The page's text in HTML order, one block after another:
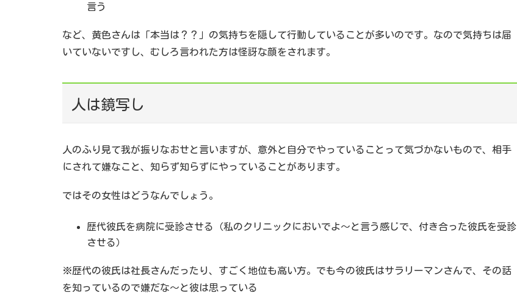
言う
など、黄色さんは「本当は？？」の気持ちを隠して行動していることが多いのです。なので気持ちは届
いていないですし、むしろ言われた方は怪訝な顔をされます。
人は鏡写し
人のふり見て我が振りなおせと言いますが、意外と自分でやっていることって気づかないもので、相手
にされて嫌なこと、知らず知らずにやっていることがあります。
ではその女性はどうなんでしょう。
歴代彼氏を病院に受診させる（私のクリニックにおいでよ～と言う感じで、付き合った彼氏を受診
させる）
※歴代の彼氏は社長さんだったり、すごく地位も高い方。でも今の彼氏はサラリーマンさんで、その話
を知っているので嫌だな～と彼は思っている